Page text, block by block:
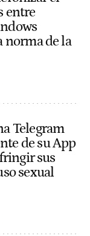
entre
norma de la
Telegram
de su App
sus
sexual